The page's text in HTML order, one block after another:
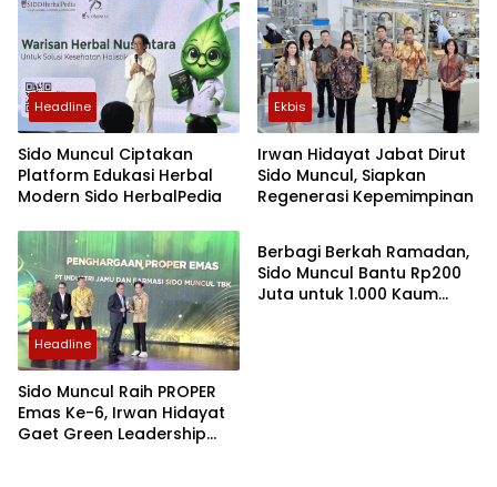
Headline
Sido Muncul Ciptakan
Platform Edukasi Herbal
Modern Sido HerbalPedia
Ekbis
Irwan Hidayat Jabat Dirut
Sido Muncul, Siapkan
Regenerasi Kepemimpinan
Headline
Sido Muncul Raih PROPER
Emas Ke-6, Irwan Hidayat
Gaet Green Leadership
Nusantara
Berbagi Berkah Ramadan,
Sido Muncul Bantu Rp200
Juta untuk 1.000 Kaum